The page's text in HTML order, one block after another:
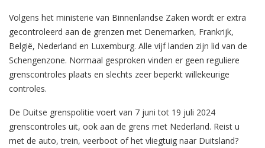
Volgens het ministerie van Binnenlandse Zaken wordt er extra
gecontroleerd aan de grenzen met Denemarken, Frankrijk,
België, Nederland en Luxemburg. Alle vijf landen zijn lid van de
Schengenzone. Normaal gesproken vinden er geen reguliere
grenscontroles plaats en slechts zeer beperkt willekeurige
controles.
De Duitse grenspolitie voert van 7 juni tot 19 juli 2024
grenscontroles uit, ook aan de grens met Nederland. Reist u
met de auto, trein, veerboot of het vliegtuig naar Duitsland?